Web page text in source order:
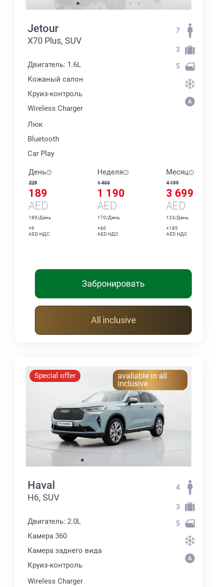
Jetour
X70 Plus, SUV
Двигатель: 1.6L
Кожаный салон
Круиз-контроль
Wireless Charger
Люк
Bluetooth
Car Play
7
3
5
День
229
189
AED
189/День
+9
AED НДС
Неделя
1 400
1 190
AED
170/День
+60
AED НДС
Месяц
4 199
3 699
AED
123/День
+185
AED НДС
Забронировать
All inclusive
Special offer
avaliable in all
inclusive
Haval
H6, SUV
Двигатель: 2.0L
Камера 360
Камера заднего вида
Круиз-контроль
Wireless Charger
4
3
5